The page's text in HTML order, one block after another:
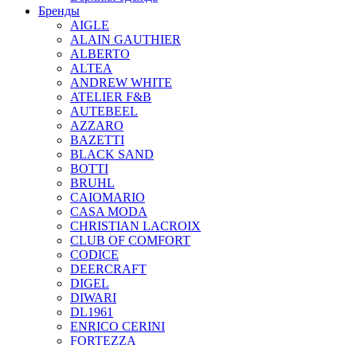
Бренды
AIGLE
ALAIN GAUTHIER
ALBERTO
ALTEA
ANDREW WHITE
ATELIER F&B
AUTEBEEL
AZZARO
BAZETTI
BLACK SAND
BOTTI
BRUHL
CAIOMARIO
CASA MODA
CHRISTIAN LACROIX
CLUB OF COMFORT
CODICE
DEERCRAFT
DIGEL
DIWARI
DL1961
ENRICO CERINI
FORTEZZA